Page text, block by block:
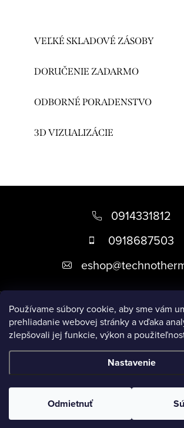
Používame súbory cookie, aby sme vám
prehliadanie webovej stránky a vďaka
zlepšovali jej funkcie, výkon a
Nastavenie
Odmietnuť
VEĽKÉ SKLADOVÉ ZÁSOBY
DORUČENIE ZADARMO
ODBORNÉ PORADENSTVO
3D VIZUALIZÁCIE
i
0914331812
0918687503
eshop@
Informácie
Prijímame online platby
Upraviť nastavenie cookies